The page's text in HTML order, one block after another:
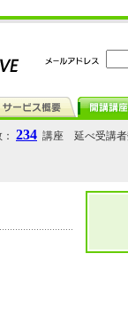
234 講座 延べ受講